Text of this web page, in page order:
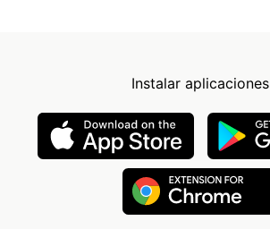
Instalar aplicaciones